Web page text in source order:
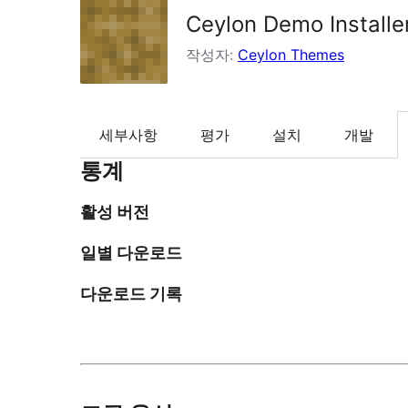
Ceylon Demo
작성자: Ceylon Themes
세부사항 평가 설치 개발
통계
활성 버전
일별 다운로드
다운로드 기록